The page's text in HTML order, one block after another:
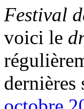
Festival
voici le